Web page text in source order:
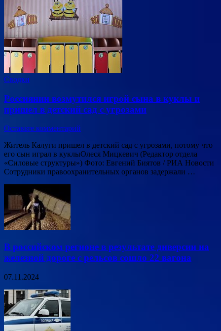
Сводки
Россиянин возмутился игрой сына в куклы и
пришел в детский сад с угрозами
Оставьте комментарий
Житель Калуги пришел в детский сад с угрозами, потому что
его сын играл в куклыОлеся Мицкевич (Редактор отдела
«Силовые структуры») Фото: Евгений Биятов / РИА Новости
Сотрудники правоохранительных органов задержали …
В российском регионе в результате диверсии на
железной дороге с рельсов сошло 22 вагона
07.11.2024